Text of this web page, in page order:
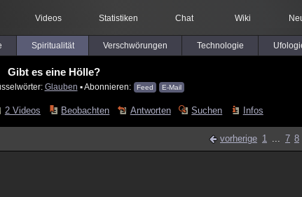
Videos Statistiken Chat Wiki
Spiritualität Verschwörungen Technologie
Gibt es eine Hölle?
Glauben ▪ Abonnieren: Feed E-Mail
2 Videos Beobachten Antworten Suchen Infos
vorherige 1 ... 7 8